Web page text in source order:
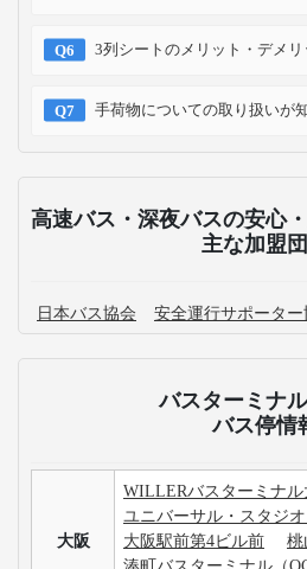
3列シートのメリット・デメリ
手荷物についての取り扱いが
高速バス・深夜バスの安心
主な加盟
日本バス協会 安全運行サポーター
バスターミナル
バス停情
大阪
WILLERバスターミナル
ユニバーサル・スタジ
大阪駅前第4ビル前
桃